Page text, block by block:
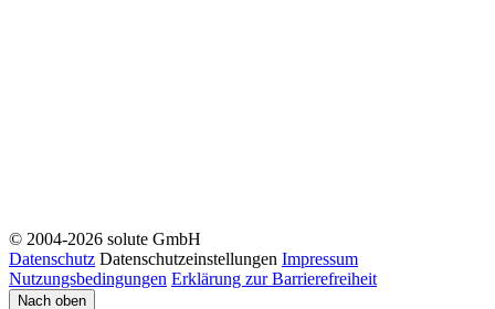
© 2004-2026 solute GmbH
Datenschutz Datenschutzeinstellungen Impressum
Nutzungsbedingungen Erklärung zur Barrierefreiheit
Nach oben